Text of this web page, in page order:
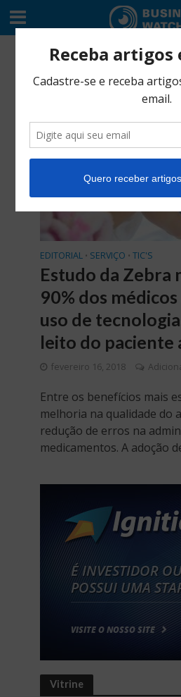
Tag - Lucid
EDITORIAL • SERVIÇO • TIC'S
Estudo da Zebra
90% dos
uso de
leito do paciente
fevereiro 16, 2018
Entre os benefícios mais
melhoria na qualidade do
redução de erros na
medicamentos. A adoção
Vitrine